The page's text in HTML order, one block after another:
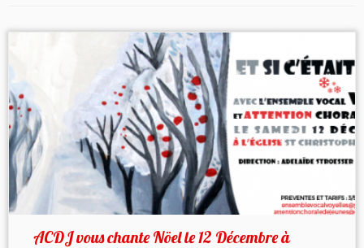
ACDJ vous chante Nöel le 12 Décembre à